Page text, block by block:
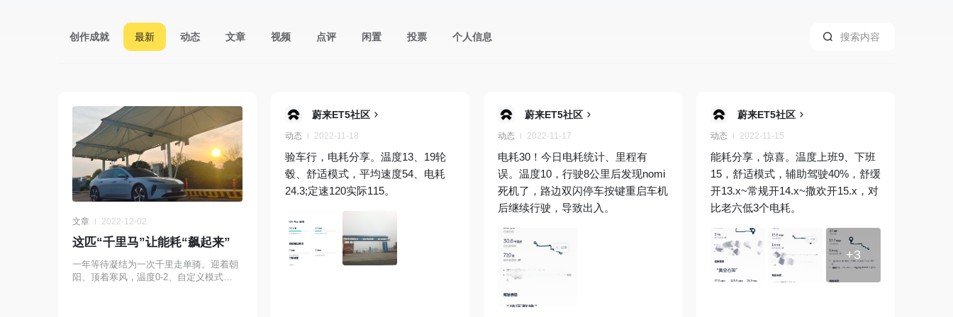
创作成就 最新 动态 文章 视频 点评 闲置 投票 个人信息
文章 2022-12-02
这匹“千里马”让能耗“飙起来”
一年等待凝结为一次千里走单骑。迎着朝
阳、顶着寒风，温度0-2、自定义模式
蔚来ET5社区
动态 2022-11-18
验车行，电耗分享。温度13、19轮
毂、舒适模式，平均速度54、电耗
24.3;定速120实际115。
蔚来ET5社区
动态 2022-11-17
电耗30！今日电耗统计、里程有
误。温度10，行驶8公里后发现nomi
死机了，路边双闪停车按键重启车机
后继续行驶，导致出入。
蔚来ET5社区
动态 2022-11-15
能耗分享，惊喜。温度上班9、下班
15，舒适模式，辅助驾驶40%，舒缓
开13.x~常规开14.x~撒欢开15.x，对
比老六低3个电耗。
+3